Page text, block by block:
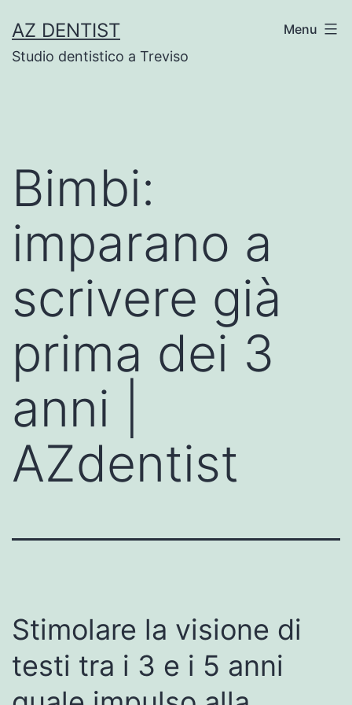
to
content
AZ DENTIST
Studio dentistico a Treviso
Menu
Bimbi:
imparano a
scrivere già
prima dei 3
anni |
AZdentist
Stimolare la visione di
testi tra i 3 e i 5 anni